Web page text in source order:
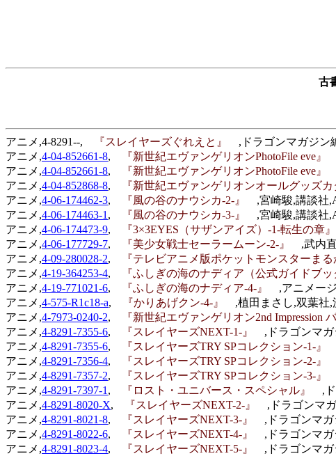
古
アニメ,4-8291--, 『スレイヤーズぐれえと』 ,ドラゴンマガジン
アニメ,4-04-852661-8, 『新世紀エヴァンゲリオンPhotoFile eve』
アニメ,4-04-852661-8, 『新世紀エヴァンゲリオンPhotoFile eve』
アニメ,4-04-852868-8, 『新世紀エヴァンゲリオンオールグッズ
アニメ,4-06-174462-3, 『風の谷のナウシカ-2-』 ,宮崎駿,講談社
アニメ,4-06-174463-1 , 『風の谷のナウシカ-3-』 ,宮崎駿,講談社
アニメ,4-06-174473-9, 『3×3EYES（サザンアイズ）-1-転生の章
アニメ,4-06-177729-7, 『美少女戦士セーラームーン-2-』 ,武内
アニメ,4-09-280028-2, 『テレビアニメ版ポケットモンスターま
アニメ,4-19-364253-4, 『ふしぎの海のナディア（公式ガイドブ
アニメ,4-19-771021-6, 『ふしぎの海のナディア-4-』 ,アニメー
アニメ,4-575-R1c18-a, 『かりあげクン-4-』 ,植田まさし,双葉社,
アニメ,4-7973-0240-2, 『新世紀エヴァンゲリオン2nd Impression
アニメ,4-8291-7355-6, 『スレイヤーズNEXT-1-』 ,ドラゴンマ
アニメ,4-8291-7355-6, 『スレイヤーズTRY SPコレクション-1-』
アニメ,4-8291-7356-4, 『スレイヤーズTRY SPコレクション-2-』
アニメ,4-8291-7357-2, 『スレイヤーズTRY SPコレクション-3-』
アニメ,4-8291-7397-1 , 『ロスト・ユニバース・スペシャル』 ,
アニメ,4-8291-8020-X, 『スレイヤーズNEXT-2-』 ,ドラゴンマ
アニメ,4-8291-8021-8, 『スレイヤーズNEXT-3-』 ,ドラゴンマ
アニメ,4-8291-8022-6, 『スレイヤーズNEXT-4-』 ,ドラゴンマ
アニメ,4-8291-8023-4, 『スレイヤーズNEXT-5-』 ,ドラゴンマ